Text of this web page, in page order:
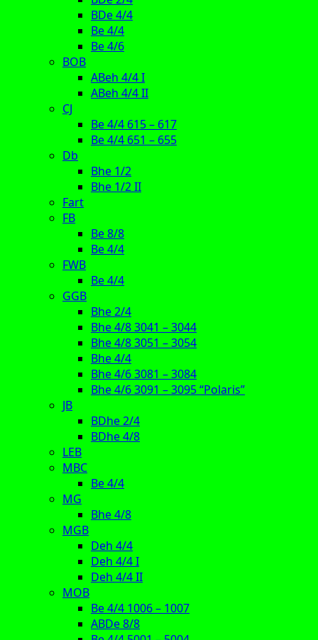
BDe 4/4
Be 4/4
Be 4/6
BOB
ABeh 4/4 I
ABeh 4/4 II
CJ
Be 4/4 615 – 617
Be 4/4 651 – 655
Db
Bhe 1/2
Bhe 1/2 II
Fart
FB
Be 8/8
Be 4/4
FWB
Be 4/4
GGB
Bhe 2/4
Bhe 4/8 3041 – 3044
Bhe 4/8 3051 – 3054
Bhe 4/4
Bhe 4/6 3081 – 3084
Bhe 4/6 3091 – 3095 “Polaris”
JB
BDhe 2/4
BDhe 4/8
LEB
MBC
Be 4/4
MG
Bhe 4/8
MGB
Deh 4/4
Deh 4/4 I
Deh 4/4 II
MOB
Be 4/4 1006 – 1007
ABDe 8/8